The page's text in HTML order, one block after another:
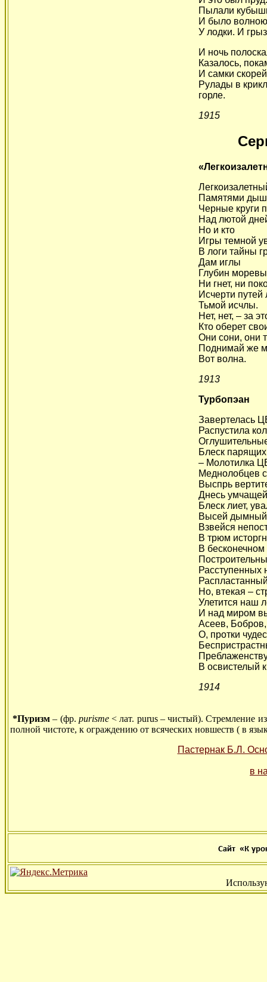
Пылали
И было
У лодки. И
И ночь
Казалось,
И самки
Рулады в
горле.
1915
Памятями
Черные круги
Над лютой
Но и кто
Игры темной
В логи тайны
Дам иглы
Глубин
Ни гнет, ни
Исчерти путей
Тьмой исчлы.
Нет, нет, – за
Кто оберет
Они сони, они
Поднимай же
Вот волна.
1913
Турбопэан
Завертелась
Распустила
Блеск
– Молотилка
Меднолобцев
Выспрь
Днесь
Блеск лиет,
Высей дымный
Взвейся
В трюм
В
Расступенных
Но, втекая –
Улетится наш
И над миром
Асеев,
О, протки
В освистелый
1914
*Пуризм – (фр. purisme< лат. purus – чистый). Стремление
полной чистоте, к ограждению от всяческих новшеств ( в
Пастернак Б.Л.
в